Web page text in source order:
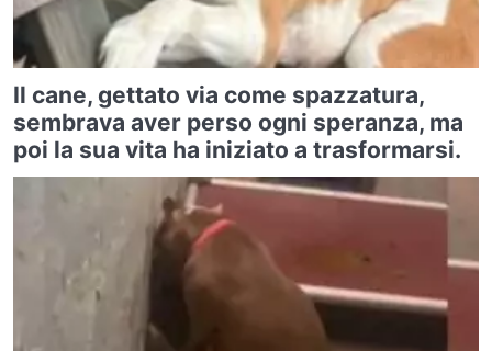
Il cane, gettato via come spazzatura,
sembrava aver perso ogni speranza, ma
poi la sua vita ha iniziato a trasformarsi.